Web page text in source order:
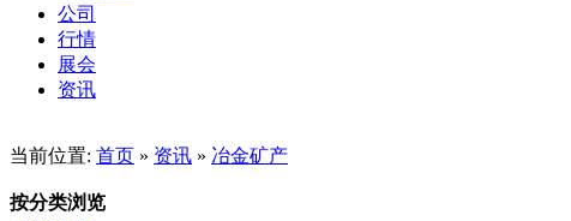
公司
行情
展会
资讯
当前位置: 首页 » 资讯 » 冶金矿产
按分类浏览